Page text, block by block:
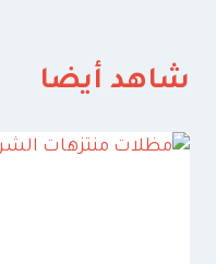
شاهد أيضا